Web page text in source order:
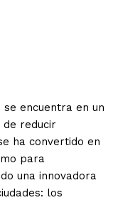
encuentra en un
de reducir
ha convertido en
para
una innovadora
los